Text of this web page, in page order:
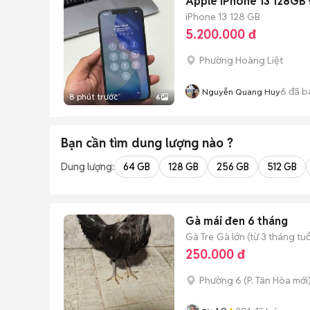
8 phút trước 6
iPhone 13 128 GB
5.200.000 đ
Phường Hoàng Liệt
Nguyễn Quang Huy6 đã
Bạn cần tìm dung lượng nào ?
Dung lượng: 64 GB 128 GB 256 GB 512 GB
Gà mái đen 6 tháng
Gà Tre Gà lớn (từ 3 tháng
250.000 đ
Phường 6 (P. Tân Hòa mới)